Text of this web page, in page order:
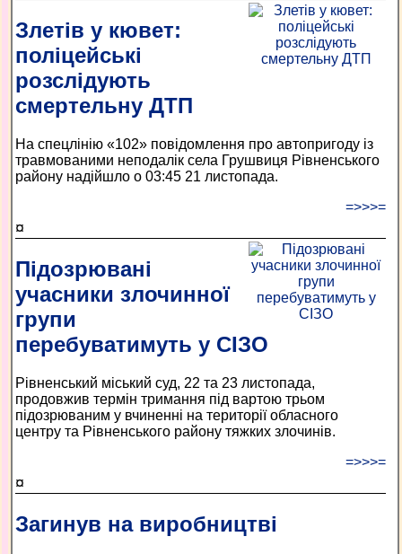
Злетів у кювет:
поліцейські
розслідують
смертельну ДТП
На спецлінію «102» повідомлення про автопригоду із
травмованими неподалік села Грушвиця Рівненського
району надійшло о 03:45 21 листопада.
=>>>=
¤
Підозрювані
учасники злочинної
групи
перебуватимуть у СІЗО
Рівненський міський суд, 22 та 23 листопада,
продовжив термін тримання під вартою трьом
підозрюваним у вчиненні на території обласного
центру та Рівненського району тяжких злочинів.
=>>>=
¤
Загинув на виробництві